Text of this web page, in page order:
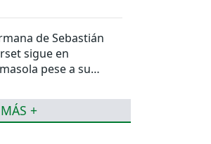
de Sebastián
sigue en
pese a su
+